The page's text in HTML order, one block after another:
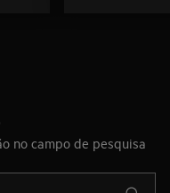
no campo de pesquisa